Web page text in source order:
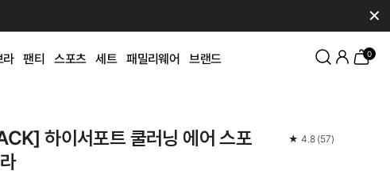
✕
라 팬티 스포츠 세트 패밀리웨어 브랜드 0
하이서포트 쿨러닝 에어 스포
★ 4.8 (57)